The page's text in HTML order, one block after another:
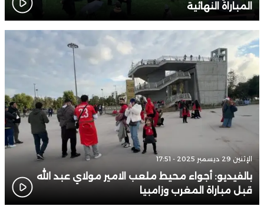
المباراة النهائية
الإثنين 29 ديسمبر 2025 - 17:51
بالفيديو: أجواء محيط ملعب الامير مولاي عبد الله
قبل مباراة المغرب وزامبيا